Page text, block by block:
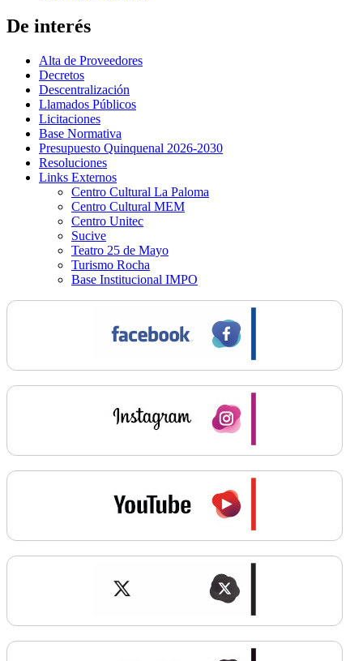
De interés
Alta de Proveedores
Decretos
Descentralización
Llamados Públicos
Licitaciones
Base Normativa
Presupuesto Quinquenal 2026-2030
Resoluciones
Links Externos
Centro Cultural La Paloma
Centro Cultural MEM
Centro Unitec
Sucive
Teatro 25 de Mayo
Turismo Rocha
Base Institucional IMPO